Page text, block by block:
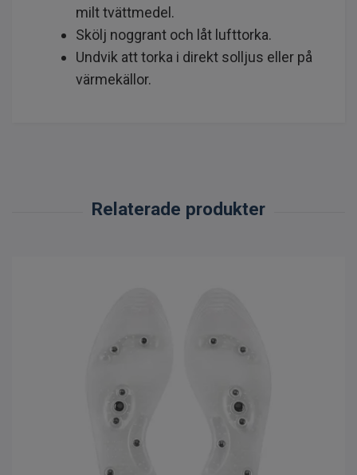
milt tvättmedel.
Skölj noggrant och låt lufttorka.
Undvik att torka i direkt solljus eller på
värmekällor.